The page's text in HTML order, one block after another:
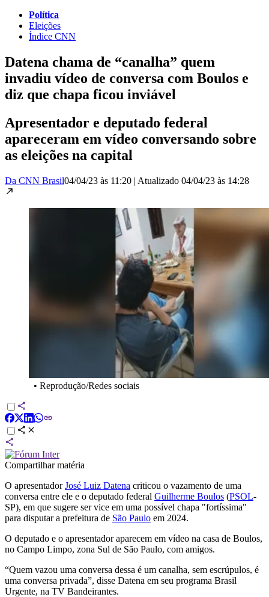
Política
Eleições
Índice CNN
Datena chama de “canalha” quem
invadiu vídeo de conversa com Boulos e
diz que chapa ficou inviável
Apresentador e deputado federal
apareceram em vídeo conversando sobre
as eleições na capital
Da CNN Brasil04/04/23 às 11:20 | Atualizado 04/04/23 às 14:28
• Reprodução/Redes sociais
Compartilhar matéria
O apresentadorJosé Luiz Datena criticou o vazamento de uma
conversa entre ele e o deputado federal Guilherme Boulos (PSOL-
SP), em que sugere ser vice em uma possível chapa "fortíssima"
para disputar a prefeitura de São Paulo em 2024.
O deputado e o apresentador aparecem em vídeo na casa de Boulos,
no Campo Limpo, zona Sul de São Paulo, com amigos.
“Quem vazou uma conversa dessa é um canalha, sem escrúpulos, é
uma conversa privada”, disse Datena em seu programa Brasil
Urgente, na TV Bandeirantes.